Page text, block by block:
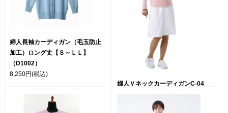
婦人長袖カーディガン（毛玉防止
加工）ロング丈【Ｓ～ＬＬ】
（D1002）
8,250円(税込)
婦人ＶネックカーディガンC-04
(税込)